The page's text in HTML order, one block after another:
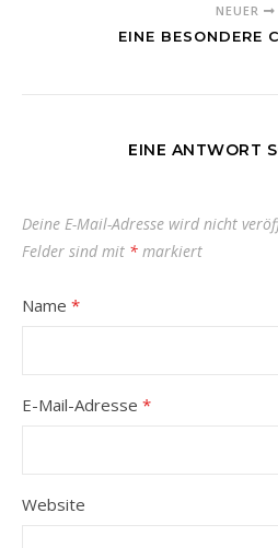
NEUER
EINE BESONDERE
EINE ANTWORT
Deine E-Mail-Adresse wird nicht
Felder sind mit * markiert
Name *
E-Mail-Adresse *
Website